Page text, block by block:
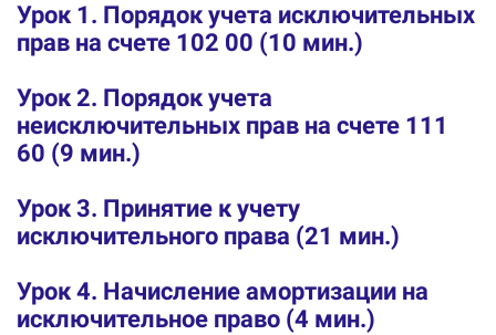
Урок 1. Порядок учета исключительных
прав на счете 102 00 (10 мин.)
Урок 2. Порядок учета
неисключительных прав на счете 111
60 (9 мин.)
Урок 3. Принятие к учету
исключительного права (21 мин.)
Урок 4. Начисление амортизации на
исключительное право (4 мин.)